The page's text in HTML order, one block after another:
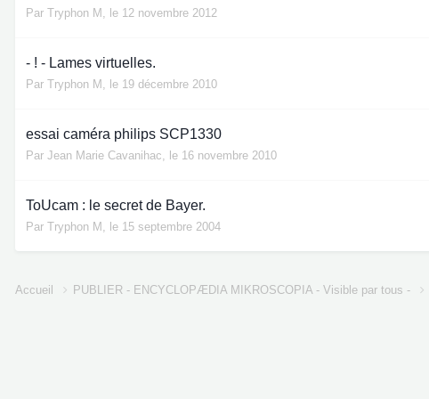
Par Tryphon M le 12 novembre 2012
- ! - Lames virtuelles.
Par Tryphon M le 19 décembre 2010
essai caméra philips SCP1330
Par Jean Marie Cavanihac le 16 novembre 2010
ToUcam : le secret de Bayer.
Par Tryphon M le 15 septembre 2004
Accueil PUBLIER - ENCYCLOPÆDIA MIKROSCOPIA - Visible par tous -